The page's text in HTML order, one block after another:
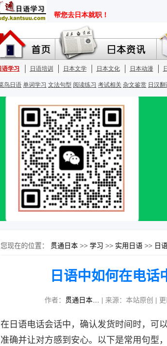
您现在的位置： 贯通日本 >> 学习 >> 实用日语 >> 日
日语中如何在电话
作者： 贯通日本… | 来源：本站原创 |
在日语电话会话中，确认发货时间时，可
准确并让对方感到安心。以下是常用句型